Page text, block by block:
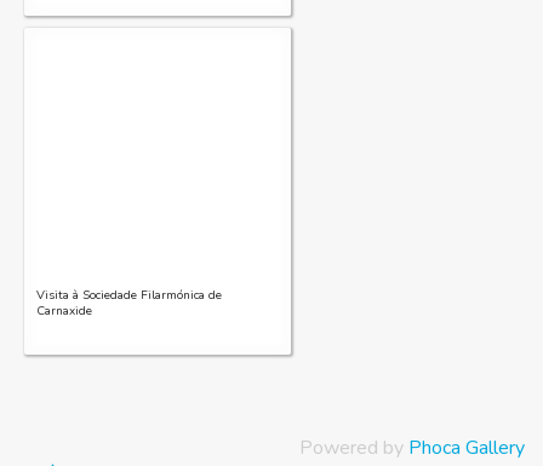
Visita à Sociedade Filarmónica de
Carnaxide
Powered by Phoca Gallery